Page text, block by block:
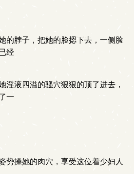
的脖子，把她的脸摁下去，一侧脸
经
淫液四溢的骚穴狠狠的顶了进去，
一
势操她的肉穴，享受这位着少妇人